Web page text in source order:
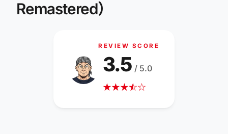
Remastered）
REVIEW SCORE
★★★☆
★☆
3.5 / 5.0